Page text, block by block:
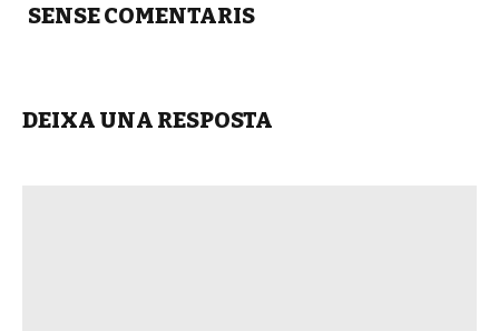
SENSE COMENTARIS
DEIXA UNA RESPOSTA